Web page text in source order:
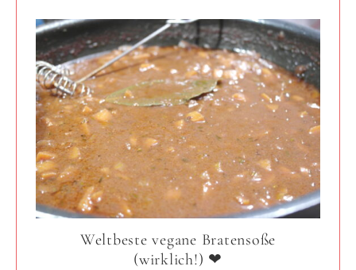
Weltbeste vegane Bratensoße
(wirklich!) ❤